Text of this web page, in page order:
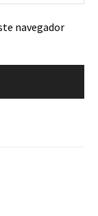
navegador